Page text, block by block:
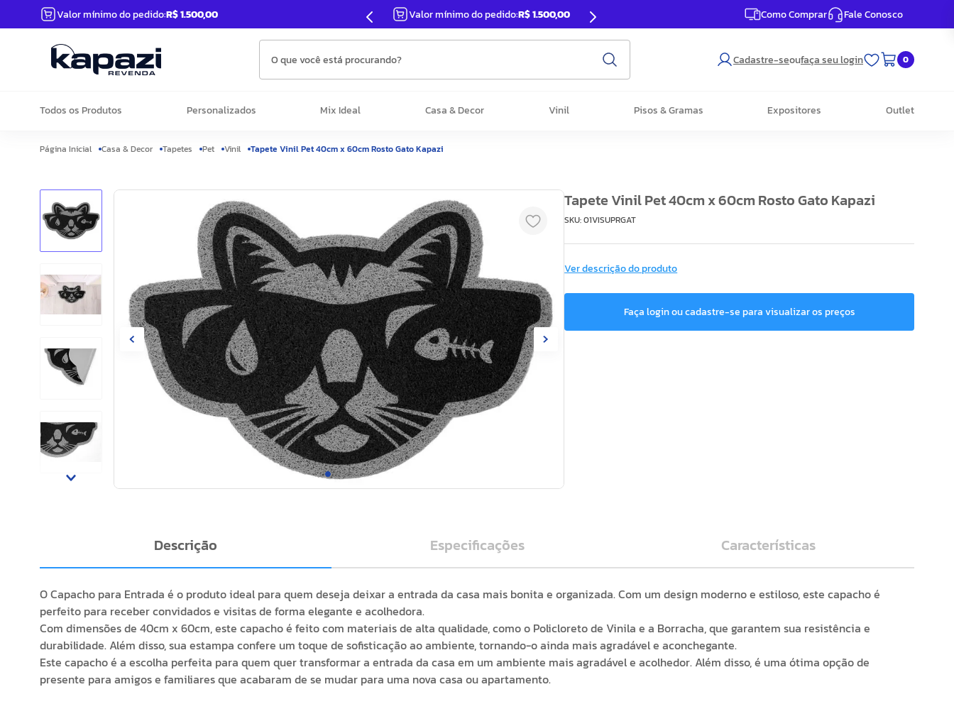
Valor mínimo do pedido:R$ 1.500,00 Valor mínimo do pedido:R$ 1.500,00 Como Comprar Fale Conosco
O que você está procurando?
Cadastre-seoufaça seu login 0
Todos os Produtos Personalizados Mix Ideal Casa & Decor Vinil Pisos & Gramas Expositores Outlet
Casa & Decor Tapetes Pet Vinil Tapete Vinil Pet 40cm x 60cm Rosto Gato Kapazi
Tapete Vinil Pet 40cm x 60cm Rosto Gato Kapazi
SKU:01VISUPRGAT
Ver descrição do produto
Faça login ou cadastre-se para visualizar os preços
Descrição Especificações Características
O Capacho para Entrada é o produto ideal para quem deseja deixar a entrada da casa mais bonita e organizada. Com um design moderno e estiloso, este capacho é
perfeito para receber convidados e visitas de forma elegante e acolhedora.
Com dimensões de 40cm x 60cm, este capacho é feito com materiais de alta qualidade, como o Policloreto de Vinila e a Borracha, que garantem sua resistência e
durabilidade. Além disso, sua estampa confere um toque de sofisticação ao ambiente, tornando-o ainda mais agradável e aconchegante.
Este capacho é a escolha perfeita para quem quer transformar a entrada da casa em um ambiente mais agradável e acolhedor. Além disso, é uma ótima opção de
presente para amigos e familiares que acabaram de se mudar para uma nova casa ou apartamento.